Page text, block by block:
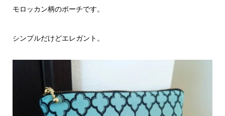
モロッカン柄のポーチです。
シンプルだけどエレガント。